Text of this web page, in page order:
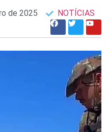
de 2025 NOTÍCIAS